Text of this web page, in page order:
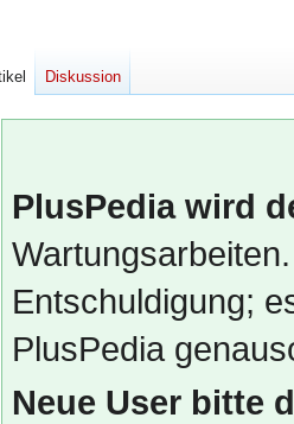
PlusPedia wird
Entschuldigung;
PlusPedia
Neue User bitte
Diskussion